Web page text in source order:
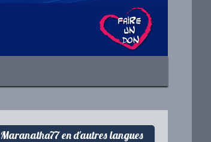
Maranatha77 en d'autres langues